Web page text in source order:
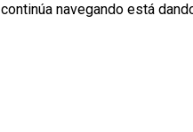
navegando está